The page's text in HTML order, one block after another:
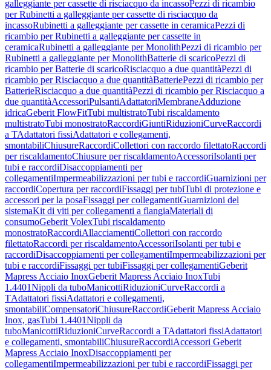
galleggiante per cassette di risciacquo da incassoPezzi di ricambio
per Rubinetti a galleggiante per cassette di risciacquo da
incassoRubinetti a galleggiante per cassette in ceramicaPezzi di
ricambio per Rubinetti a galleggiante per cassette in
ceramicaRubinetti a galleggiante per MonolithPezzi di ricambio per
Rubinetti a galleggiante per MonolithBatterie di scaricoPezzi di
ricambio per Batterie di scaricoRisciacquo a due quantitàPezzi di
ricambio per Risciacquo a due quantitàBatteriePezzi di ricambio per
BatterieRisciacquo a due quantitàPezzi di ricambio per Risciacquo a
due quantitàAccessoriPulsantiAdattatoriMembraneAdduzione
idricaGeberit FlowFitTubi multistratoTubi riscaldamento
multistratoTubi monostratoRaccordiGiuntiRiduzioniCurveRaccordi
a TAdattatori fissiAdattatori e collegamenti,
smontabiliChiusureRaccordiCollettori con raccordo filettatoRaccordi
per riscaldamentoChiusure per riscaldamentoAccessoriIsolanti per
tubi e raccordiDisaccoppiamenti per
collegamentiImpermeabilizzazioni per tubi e raccordiGuarnizioni per
raccordiCopertura per raccordiFissaggi per tubiTubi di protezione e
accessori per la posaFissaggi per collegamentiGuarnizioni del
sistemaKit di viti per collegamenti a flangiaMateriali di
consumoGeberit VolexTubi riscaldamento
monostratoRaccordiAllacciamentiCollettori con raccordo
filettatoRaccordi per riscaldamentoAccessoriIsolanti per tubi e
raccordiDisaccoppiamenti per collegamentiImpermeabilizzazioni per
tubi e raccordiFissaggi per tubiFissaggi per collegamentiGeberit
Mapress Acciaio InoxGeberit Mapress Acciaio InoxTubi
1.4401Nippli da tuboManicottiRiduzioniCurveRaccordi a
TAdattatori fissiAdattatori e collegamenti,
smontabiliCompensatoriChiusureRaccordiGeberit Mapress Acciaio
Inox, gasTubi 1.4401Nippli da
tuboManicottiRiduzioniCurveRaccordi a TAdattatori fissiAdattatori
e collegamenti, smontabiliChiusureRaccordiAccessori Geberit
Mapress Acciaio InoxDisaccoppiamenti per
collegamentiImpermeabilizzazioni per tubi e raccordiFissaggi per